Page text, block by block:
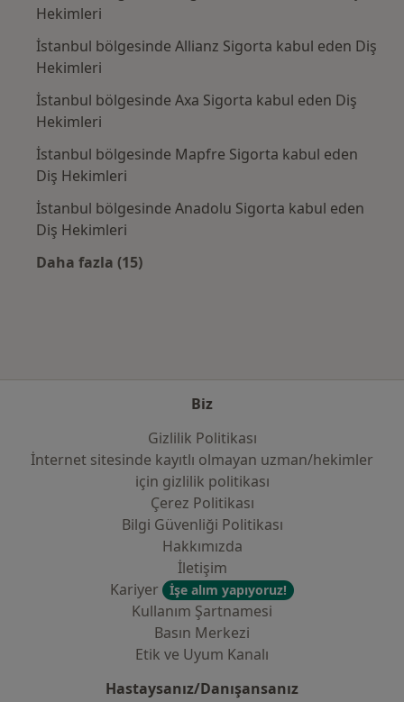
Hekimleri
İstanbul bölgesinde Allianz Sigorta kabul eden Diş
Hekimleri
İstanbul bölgesinde Axa Sigorta kabul eden Diş
Hekimleri
İstanbul bölgesinde Mapfre Sigorta kabul eden
Diş Hekimleri
İstanbul bölgesinde Anadolu Sigorta kabul eden
Diş Hekimleri
Daha fazla (15)
Biz
Gizlilik Politikası
İnternet sitesinde kayıtlı olmayan uzman/hekimler
i̇çin gizlilik politikası
Çerez Politikası
Bilgi Güvenliği Politikası
Hakkımızda
İletişim
Kariyer
İşe alım yapıyoruz!
Kullanım Şartnamesi
Basın Merkezi
Etik ve Uyum Kanalı
Hastaysanız/Danışansanız